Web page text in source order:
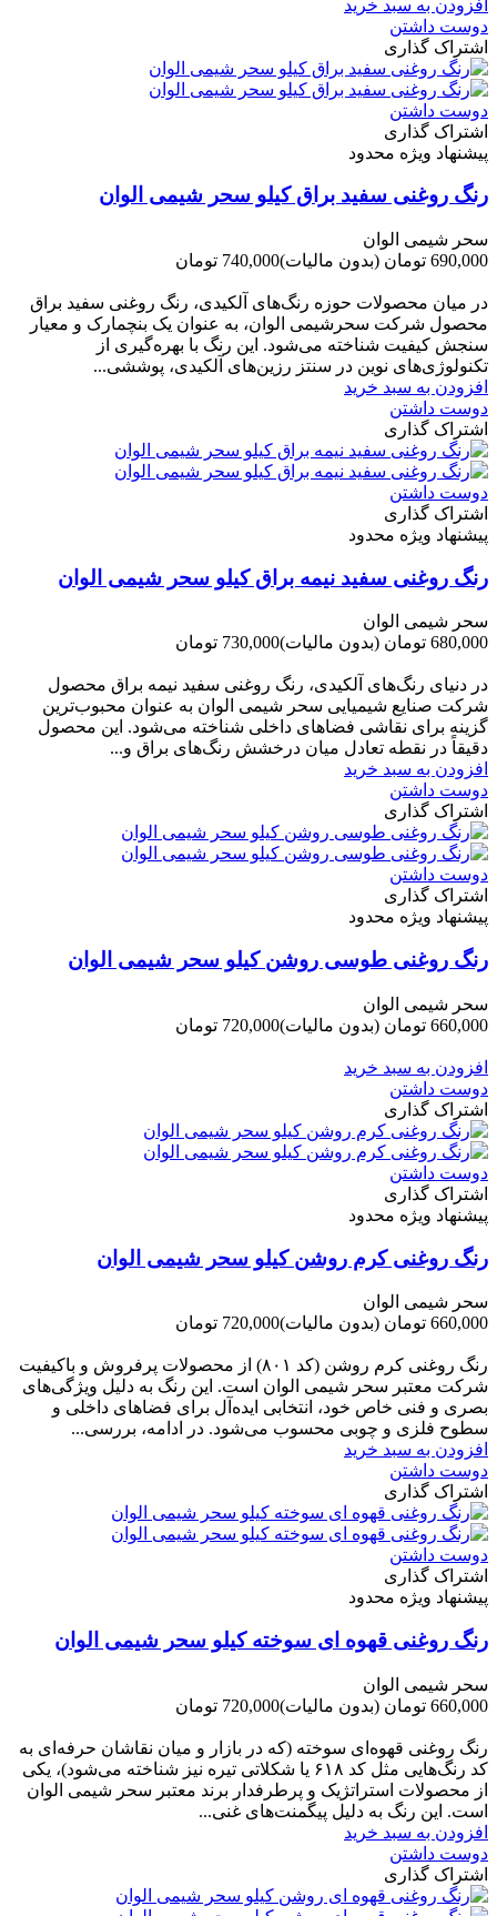
افزودن به سبد خرید
دوست داشتن
اشتراک گذاری
دوست داشتن
اشتراک گذاری
پیشنهاد ویژه محدود
رنگ روغنی سفید براق کیلو سحر شیمی الوان
سحر شیمی الوان
690,000 تومان
(بدون مالیات)740,000 تومان
در میان محصولات حوزه رنگ‌های آلکیدی، رنگ روغنی سفید براق
محصول شرکت سحرشیمی الوان، به عنوان یک بنچمارک و معیار
سنجش کیفیت شناخته می‌شود. این رنگ با بهره‌گیری از
تکنولوژی‌های نوین در سنتز رزین‌های آلکیدی، پوششی...
افزودن به سبد خرید
دوست داشتن
اشتراک گذاری
دوست داشتن
اشتراک گذاری
پیشنهاد ویژه محدود
رنگ روغنی سفید نیمه براق کیلو سحر شیمی الوان
سحر شیمی الوان
680,000 تومان
(بدون مالیات)730,000 تومان
در دنیای رنگ‌های آلکیدی، رنگ روغنی سفید نیمه براق محصول
شرکت صنایع شیمیایی سحر شیمی الوان به عنوان محبوب‌ترین
گزینه برای نقاشی فضاهای داخلی شناخته می‌شود. این محصول
دقیقاً در نقطه تعادل میان درخشش رنگ‌های براق و...
افزودن به سبد خرید
دوست داشتن
اشتراک گذاری
دوست داشتن
اشتراک گذاری
پیشنهاد ویژه محدود
رنگ روغنی طوسی روشن کیلو سحر شیمی الوان
سحر شیمی الوان
660,000 تومان
(بدون مالیات)720,000 تومان
افزودن به سبد خرید
دوست داشتن
اشتراک گذاری
دوست داشتن
اشتراک گذاری
پیشنهاد ویژه محدود
رنگ روغنی کرم روشن کیلو سحر شیمی الوان
سحر شیمی الوان
660,000 تومان
(بدون مالیات)720,000 تومان
رنگ روغنی کرم روشن (کد ۸۰۱) از محصولات پرفروش و باکیفیت
شرکت‌ معتبر سحر شیمی الوان است. این رنگ به دلیل ویژگی‌های
بصری و فنی خاص خود، انتخابی ایده‌آل برای فضاهای داخلی و
سطوح فلزی و چوبی محسوب می‌شود. در ادامه، بررسی...
افزودن به سبد خرید
دوست داشتن
اشتراک گذاری
دوست داشتن
اشتراک گذاری
پیشنهاد ویژه محدود
رنگ روغنی قهوه ای سوخته کیلو سحر شیمی الوان
سحر شیمی الوان
660,000 تومان
(بدون مالیات)720,000 تومان
رنگ روغنی قهوه‌ای سوخته (که در بازار و میان نقاشان حرفه‌ای به
کد رنگ‌هایی مثل کد ۶۱۸ یا شکلاتی تیره نیز شناخته می‌شود)، یکی
از محصولات استراتژیک و پرطرفدار برند معتبر سحر شیمی الوان
است. این رنگ به دلیل پیگمنت‌های غنی...
افزودن به سبد خرید
دوست داشتن
اشتراک گذاری